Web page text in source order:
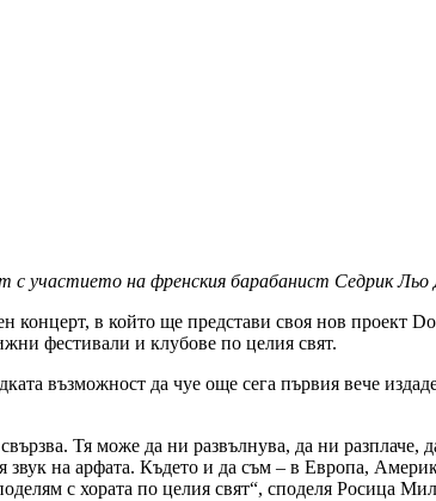
с участието на френския барабанист Седрик Льо
в който ще представи своя нов проект
фестивали и клубове по целия свят.
възможност да чуе още сега първия вече
Тя може да ни развълнува, да ни разплаче,
на арфата. Където и да съм – в Европа,
с хората по целия свят“, споделя Росица